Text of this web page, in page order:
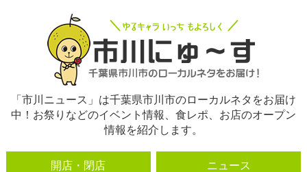
「市川ニュース」は千葉県市川市のローカルネタをお届け
中！お祭りなどのイベント情報、食レポ、お店のオープン
情報を紹介します。
開店・閉店 ニュース